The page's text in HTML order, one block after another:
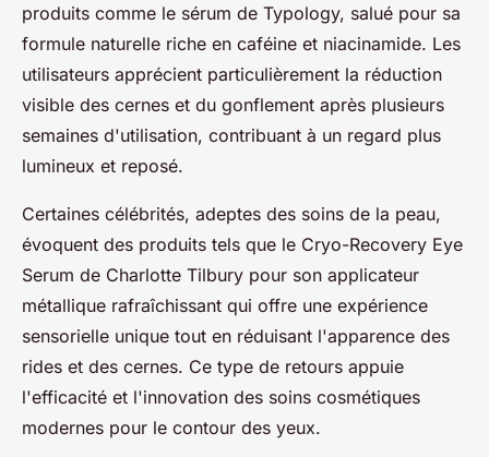
produits comme le sérum de Typology, salué pour sa
formule naturelle riche en caféine et niacinamide. Les
utilisateurs apprécient particulièrement la réduction
visible des cernes et du gonflement après plusieurs
semaines d'utilisation, contribuant à un regard plus
lumineux et reposé.
Certaines célébrités, adeptes des soins de la peau,
évoquent des produits tels que le Cryo-Recovery Eye
Serum de Charlotte Tilbury pour son applicateur
métallique rafraîchissant qui offre une expérience
sensorielle unique tout en réduisant l'apparence des
rides et des cernes. Ce type de retours appuie
l'efficacité et l'innovation des soins cosmétiques
modernes pour le contour des yeux.